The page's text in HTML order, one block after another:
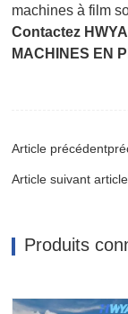
machines à film
Contactez
MACHINES EN
Produits